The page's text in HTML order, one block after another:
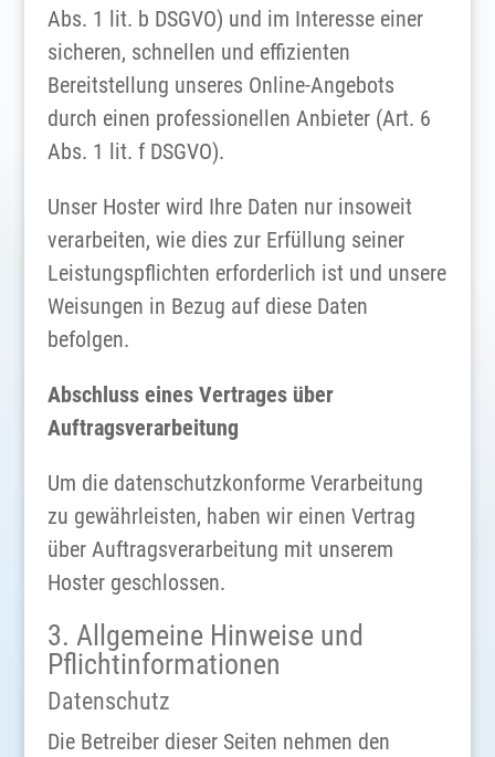
Abs. 1 lit. b DSGVO) und im Interesse einer
sicheren, schnellen und effizienten
Bereitstellung unseres Online-Angebots
durch einen professionellen Anbieter (Art. 6
Abs. 1 lit. f DSGVO).
Unser Hoster wird Ihre Daten nur insoweit
verarbeiten, wie dies zur Erfüllung seiner
Leistungspflichten erforderlich ist und unsere
Weisungen in Bezug auf diese Daten
befolgen.
Abschluss eines Vertrages über
Auftragsverarbeitung
Um die datenschutzkonforme Verarbeitung
zu gewährleisten, haben wir einen Vertrag
über Auftragsverarbeitung mit unserem
Hoster geschlossen.
3. Allgemeine Hinweise und
Pflichtinformationen
Datenschutz
Die Betreiber dieser Seiten nehmen den